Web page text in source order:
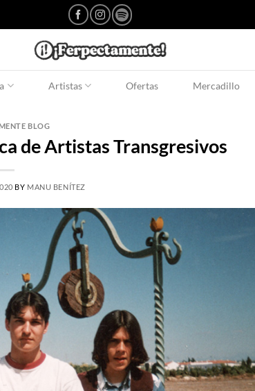
Artistas Ofertas Mercadillo
BLOG
de Artistas Transgresivos
BY MANU BENÍTEZ